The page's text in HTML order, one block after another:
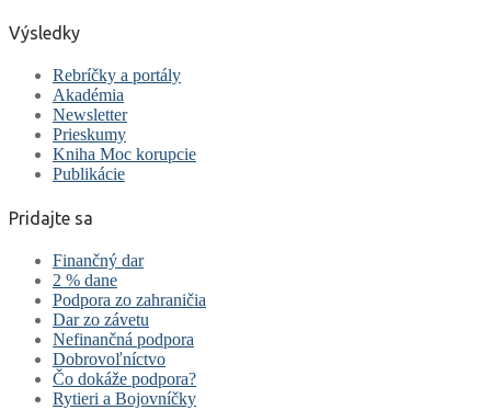
Výsledky
Rebríčky a portály
Akadémia
Newsletter
Prieskumy
Kniha Moc korupcie
Publikácie
Pridajte sa
Finančný dar
2 % dane
Podpora zo zahraničia
Dar zo závetu
Nefinančná podpora
Dobrovoľníctvo
Čo dokáže podpora?
Rytieri a Bojovníčky